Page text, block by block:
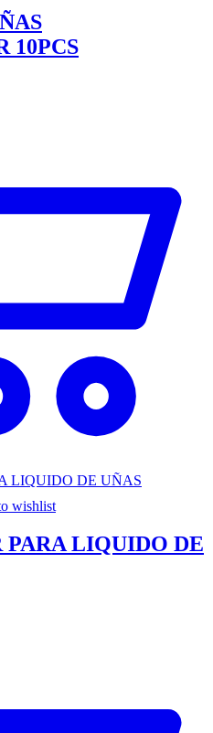
10PCS
wishlist
PARA LIQUIDO DE